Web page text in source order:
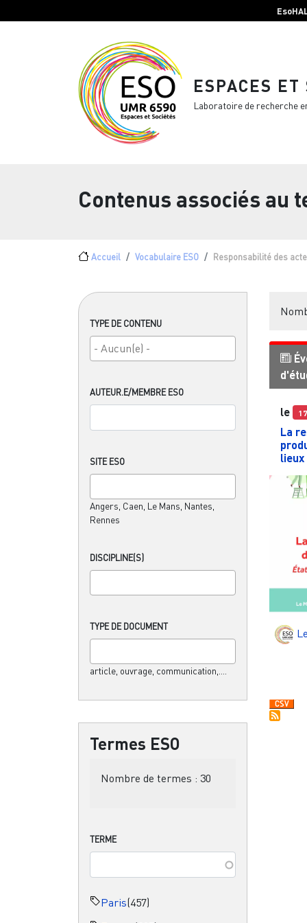
ESPACES ET
Laboratoire de recherche
Contenus associés au
Fil d'Ariane
Accueil Vocabulaire ESO Responsabilité des
TYPE DE CONTENU
AUTEUR.E/MEMBRE ESO
SITE ESO
Angers, Caen, Le Mans, Nantes,
Rennes
DISCIPLINE(S)
TYPE DE DOCUMENT
article, ouvrage, communication,....
Termes ESO
Nombre de termes : 30
TERME
Paris(457)
le
La